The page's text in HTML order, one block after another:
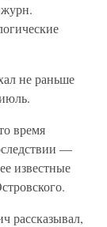
не раньше
время
—
известные
рассказывал,